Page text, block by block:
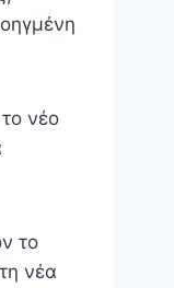
νέο
το
νέα